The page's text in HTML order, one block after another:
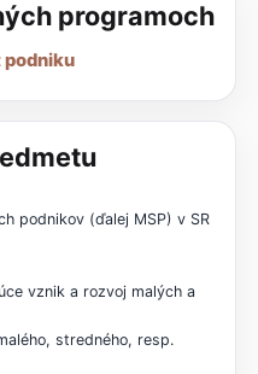
programoch
podniku
podnikov (ďalej MSP) v SR
vznik a rozvoj malých a
stredného, resp.